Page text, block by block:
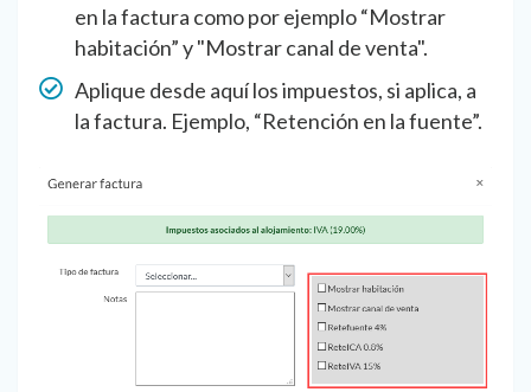
en la factura como por ejemplo “Mostrar
habitación” y "Mostrar canal de venta".
Aplique desde aquí los impuestos, si aplica, a
la factura. Ejemplo, “Retención en la fuente”.